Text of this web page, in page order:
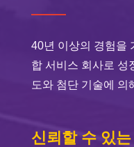
40년 이상의 경험을
합 서비스 회사로 성
도와 첨단 기술에 의
신뢰할 수 있